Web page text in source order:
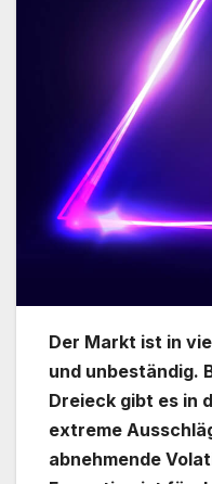
Der Markt ist in
und unbeständig.
Dreieck gibt es in
extreme
abnehmende